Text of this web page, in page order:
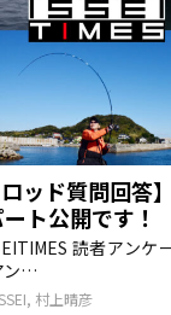
ロッド質問回答
ト公開です！
読者アンケ
ン…
, 村上晴彦